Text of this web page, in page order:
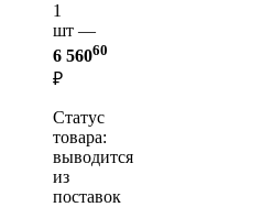
1
шт —
6 56060
₽
Статус
товара:
выводится
из
поставок